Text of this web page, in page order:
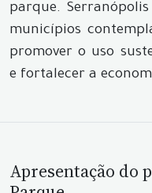
parque.
municípios
promover o uso
e fortalecer a
Apresentação do